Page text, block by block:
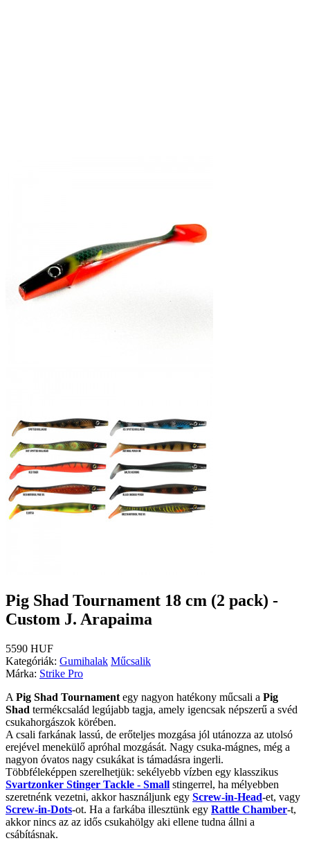
Pig Shad Tournament 18 cm (2 pack) -
Custom J. Arapaima
5590 HUF
Kategóriák: Gumihalak Műcsalik
Márka: Strike Pro
A Pig Shad Tournament egy nagyon hatékony műcsali a Pig
Shad termékcsalád legújabb tagja, amely igencsak népszerű a svéd
csukahorgászok körében.
A csali farkának lassú, de erőteljes mozgása jól utánozza az utolsó
erejével menekülő apróhal mozgását. Nagy csuka-mágnes, még a
nagyon óvatos nagy csukákat is támadásra ingerli.
Többféleképpen szerelhetjük: sekélyebb vízben egy klasszikus
Svartzonker Stinger Tackle - Small stingerrel, ha mélyebben
szeretnénk vezetni, akkor használjunk egy Screw-in-Head-et, vagy
Screw-in-Dots-ot. Ha a farkába illesztünk egy Rattle Chamber-t,
akkor nincs az az idős csukahölgy aki ellene tudna állni a
csábításnak.